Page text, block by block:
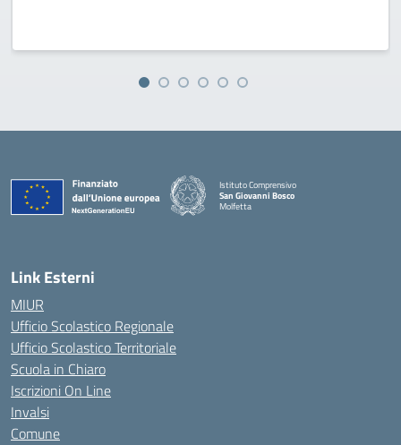
Istituto Comprensivo
San Giovanni Bosco
Molfetta
Link Esterni
MIUR
Ufficio Scolastico Regionale
Ufficio Scolastico Territoriale
Scuola in Chiaro
Iscrizioni On Line
Invalsi
Comune